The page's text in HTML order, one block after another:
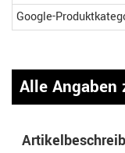
Google-
Alle Angaben